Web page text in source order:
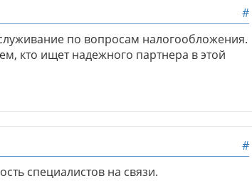
#
по вопросам налогообложения.
кто ищет надежного партнера в этой
#
специалистов на связи.